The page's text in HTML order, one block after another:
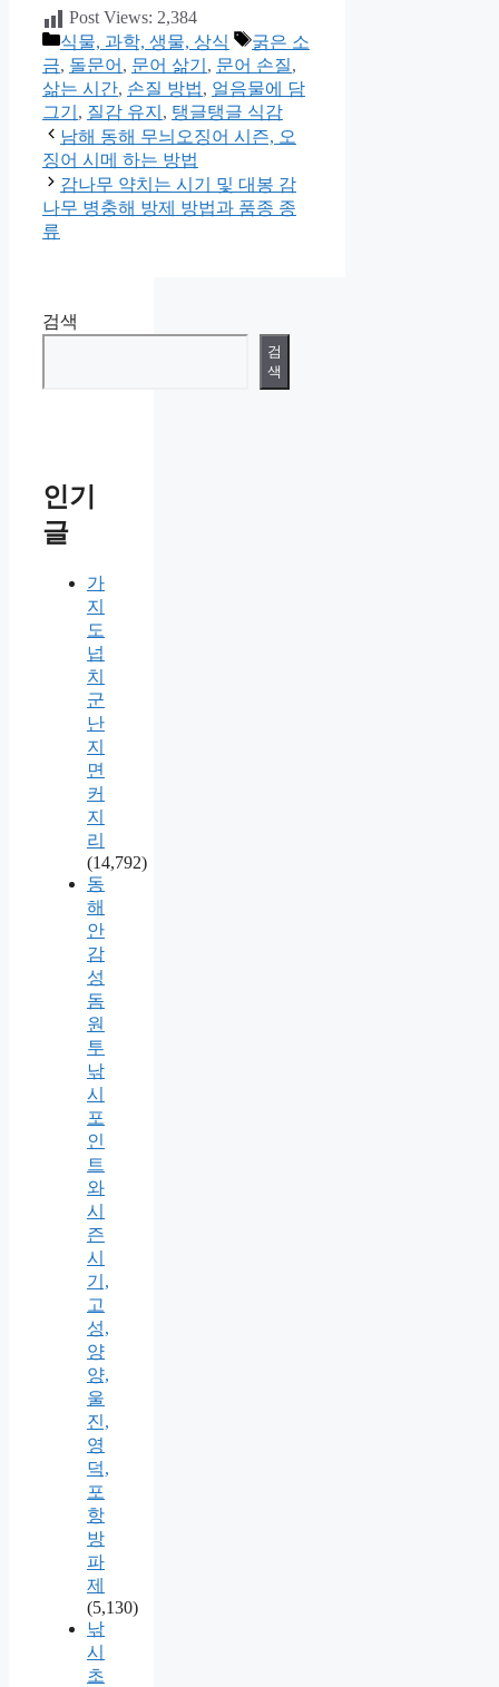
Post Views: 2,384
카
테
고
리
식물, 과학, 생물, 상식
태
그
굵은 소
금, 돌문어 , 문어 삶기 , 문어 손질,
삶는 시간, 손질 방법, 얼음물에 담
그기 , 질감 유지 , 탱글탱글 식감
남해 동해 무늬오징어 시즌, 오
징어 시메 하는 방법
감나무 약치는 시기 및 대봉 감
나무 병충해 방제 방법과 품종 종
류
검색
검
색
인기
글
가
지
도
넙
치
군
난
지
면
커
지
리
(14,792)
동
해
안
감
성
돔
원
투
낚
시
포
인
트
와
시
즌
시
기,
고
성,
양
양,
울
진,
영
덕,
포
항
방
파
제
(5,130)
낚
시
초